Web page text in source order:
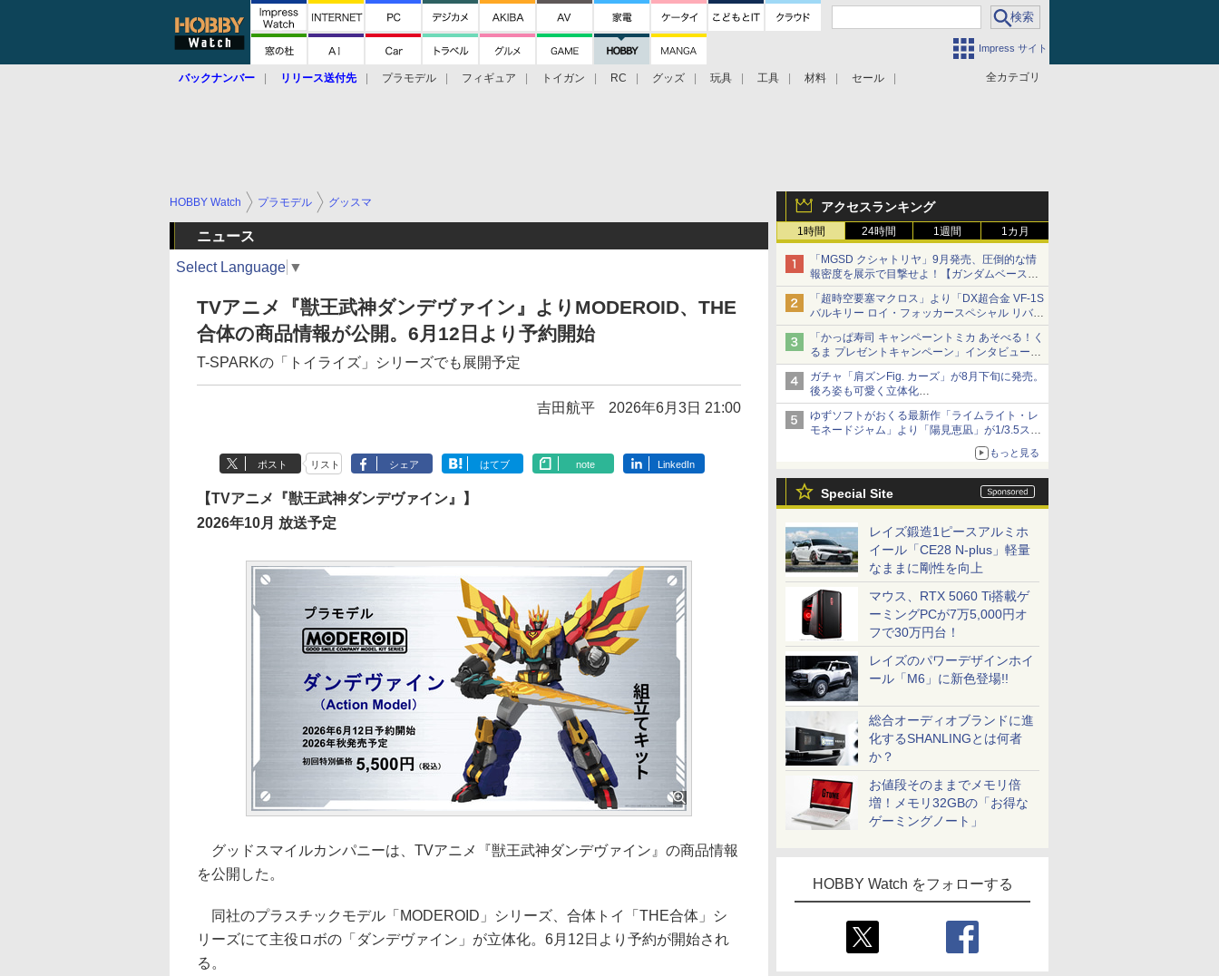
Impress サイト
全カテゴリ
バックナンバー リリース送付先 プラモデル フィギュア トイガン RC グッズ 玩具 工具 材料 セール
アクセスランキング
1時間 24時間 1週間 1カ月
「MGSD クシャトリヤ」9月発売、圧倒的な情
報密度を展示で目撃せよ！【ガンダムベース撮
り下ろし】
「超時空要塞マクロス」より「DX超合金 VF-1S
バルキリー ロイ・フォッカースペシャル リバイ
バルVer.」本日発売！
「かっぱ寿司 キャンペーントミカ あそべる！く
るま プレゼントキャンペーン」インタビュー
子どもが楽しめるかっぱ寿司ならではの体験と
コラボの楽しさを追求
ガチャ「肩ズンFig. カーズ」が8月下旬に発売。
後ろ姿も可愛く立体化
ライトニング・マックィーンやメーターなど4
種がラインナップ
ゆずソフトがおくる最新作「ライムライト・レ
モネードジャム」より「陽見恵凪」が1/3.5スケ
メガネ姿も表現できるオプションパーツが付属
もっと見る
Special Site
レイズ鍛造1ピースアルミホ
イール「CE28 N-plus」軽量
なままに剛性を向上
マウス、RTX 5060 Ti搭載ゲ
ーミングPCが7万5,000円オ
フで30万円台！
レイズのパワーデザインホイ
ール「M6」に新色登場!!
総合オーディオブランドに進
化するSHANLINGとは何者
か？
お値段そのままでメモリ倍
増！メモリ32GBの「お得な
ゲーミングノート」
HOBBY Watch をフォローする
HOBBY Watch プラモデル グッスマ
ニュース
Select Language ▼
TVアニメ『獣王武神ダンデヴァイン』よりMODEROID、THE
合体の商品情報が公開。6月12日より予約開始
T-SPARKの「トイライズ」シリーズでも展開予定
吉田航平 2026年6月3日 21:00
ポスト リスト シェア はてブ note LinkedIn
【TVアニメ『獣王武神ダンデヴァイン』】
2026年10月 放送予定
グッドスマイルカンパニーは、TVアニメ『獣王武神ダンデヴァイン』の商品情報
を公開した。
同社のプラスチックモデル「MODEROID」シリーズ、合体トイ「THE合体」シ
リーズにて主役ロボの「ダンデヴァイン」が立体化。6月12日より予約が開始され
る。